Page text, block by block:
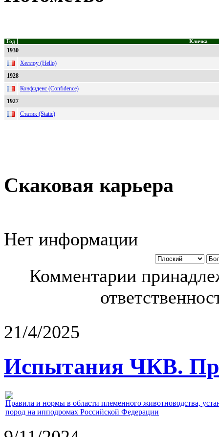
Год Кличка
1930
Хеллоу (Hello)
1928
Конфиденс (Confidence)
1927
Статик (Static)
Скаковая карьера
Нет информации
Комментарии
21/4/2025
Испытания ЧКВ.
Правила и нормы в области племенного животноводства,
пород на ипподромах Российской Федерации